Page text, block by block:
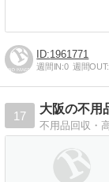
1961771
週間IN:0 週間OUT:
17